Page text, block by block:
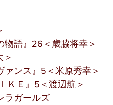
語』26＜歳脇将幸＞
ンス』5＜米原秀幸＞
Ｅ』5＜渡辺航＞
ガールズ